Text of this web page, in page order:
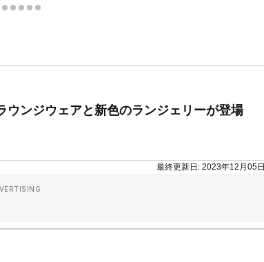
ウンジウェアと新色のランジェリーが登場
最終更新日: 2023年12月05日